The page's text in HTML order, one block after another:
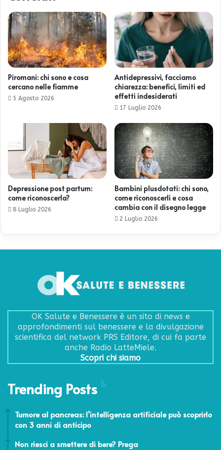
Piromani: chi sono e cosa
cercano nelle fiamme
5 Agosto 2026
Antidepressivi, facciamo
chiarezza: benefici, limiti ed
effetti indesiderati
17 Luglio 2026
Depressione post partum:
come riconoscerla?
8 Luglio 2026
Bambini plusdotati: chi sono,
come riconoscerli e cosa
cambia con il disegno legge
2 Luglio 2026
OK Salute e Benessere è un sito di news e
approfondimenti sul benessere e la divulgazione
scientifica del network PRS Editore, di cui fa parte
anche Radio LatteMiele.
Scopri chi siamo
Trending Posts
Tumore al pancreas: l’intelligenza artificiale può scoprirlo
con 3 anni di anticipo
Non riesci a smettere di bere? Prega